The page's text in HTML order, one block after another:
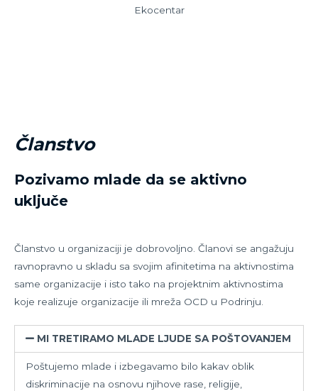
Ekocentar
Članstvo
Pozivamo mlade da se aktivno
uključe
Članstvo u organizaciji je dobrovoljno. Članovi se angažuju
ravnopravno u skladu sa svojim afinitetima na aktivnostima
same organizacije i isto tako na projektnim aktivnostima
koje realizuje organizacije ili mreža OCD u Podrinju.
MI TRETIRAMO MLADE LJUDE SA POŠTOVANJEM
Poštujemo mlade i izbegavamo bilo kakav oblik
diskriminacije na osnovu njihove rase, religije,